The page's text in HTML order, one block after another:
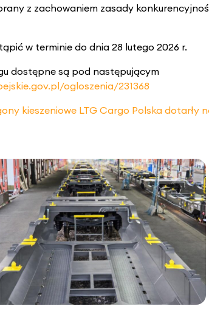
z zachowaniem zasady
w terminie do dnia 28 lutego 2026 r.
dostępne są pod następującym
ogloszenia/231368
kieszeniowe LTG Cargo Polska dotarły